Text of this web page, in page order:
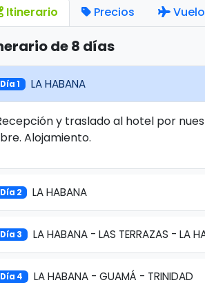
Itinerario Precios
de 8 días
Día 1 LA HABANA
y traslado al hotel por
Alojamiento.
Día 2 LA HABANA
Día 3 LA HABANA - LAS TERRAZAS - LA
Día 4 LA HABANA - GUAMÁ - TRINIDAD